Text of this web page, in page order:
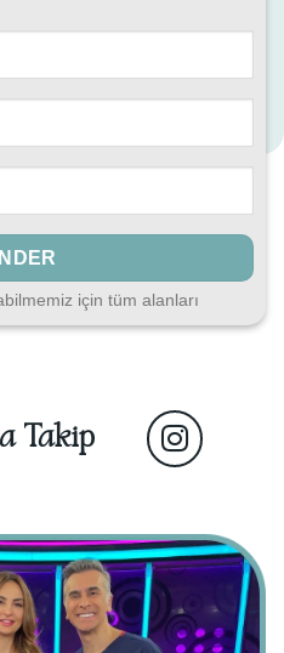
için tüm alanları
Takip